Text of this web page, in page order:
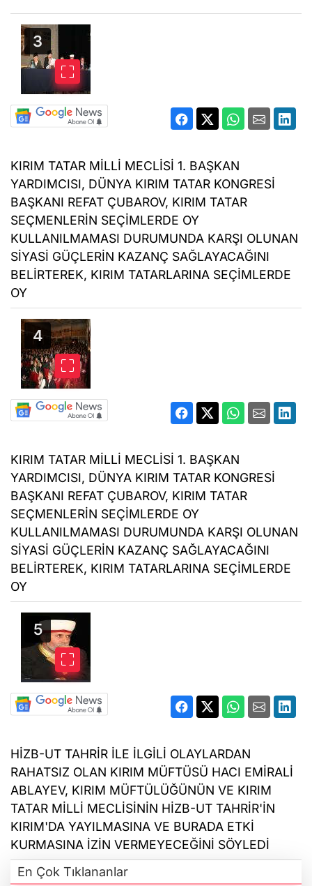
KIRIM TATAR MİLLİ MECLİSİ 1. BAŞKAN
YARDIMCISI, DÜNYA KIRIM TATAR KONGRESİ
BAŞKANI REFAT ÇUBAROV, KIRIM TATAR
SEÇMENLERİN SEÇİMLERDE OY
KULLANILMAMASI DURUMUNDA KARŞI OLUNAN
SİYASİ GÜÇLERİN KAZANÇ SAĞLAYACAĞINI
BELİRTEREK, KIRIM TATARLARINA SEÇİMLERDE
OY
KIRIM TATAR MİLLİ MECLİSİ 1. BAŞKAN
YARDIMCISI, DÜNYA KIRIM TATAR KONGRESİ
BAŞKANI REFAT ÇUBAROV, KIRIM TATAR
SEÇMENLERİN SEÇİMLERDE OY
KULLANILMAMASI DURUMUNDA KARŞI OLUNAN
SİYASİ GÜÇLERİN KAZANÇ SAĞLAYACAĞINI
BELİRTEREK, KIRIM TATARLARINA SEÇİMLERDE
OY
HİZB-UT TAHRİR İLE İLGİLİ OLAYLARDAN
RAHATSIZ OLAN KIRIM MÜFTÜSÜ HACI EMİRALİ
ABLAYEV, KIRIM MÜFTÜLÜĞÜNÜN VE KIRIM
TATAR MİLLİ MECLİSİNİN HİZB-UT TAHRİR'İN
KIRIM'DA YAYILMASINA VE BURADA ETKİ
KURMASINA İZİN VERMEYECEĞİNİ SÖYLEDİ
En Çok Tıklananlar